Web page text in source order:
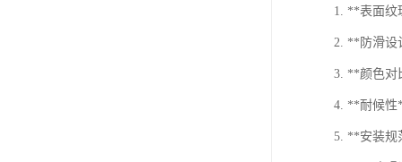
1. **表面纹
2. **防滑设
3. **颜色对
4. **耐候性
5. **安装规